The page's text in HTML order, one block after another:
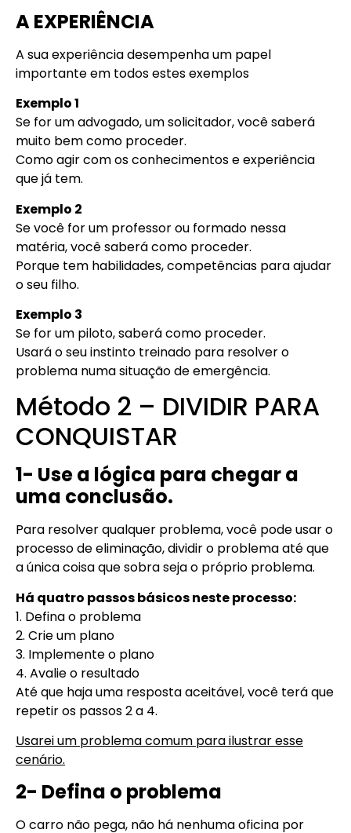
A EXPERIÊNCIA
A sua experiência desempenha um papel
importante em todos estes exemplos
Exemplo 1
Se for um advogado, um solicitador, você saberá
muito bem como proceder.
Como agir com os conhecimentos e experiência
que já tem.
Exemplo 2
Se você for um professor ou formado nessa
matéria, você saberá como proceder.
Porque tem habilidades, competências para ajudar
o seu filho.
Exemplo 3
Se for um piloto, saberá como proceder.
Usará o seu instinto treinado para resolver o
problema numa situação de emergência.
Método 2 – DIVIDIR PARA
CONQUISTAR
1- Use a lógica para chegar a
uma conclusão.
Para resolver qualquer problema, você pode usar o
processo de eliminação, dividir o problema até que
a única coisa que sobra seja o próprio problema.
Há quatro passos básicos neste processo:
1. Defina o problema
2. Crie um plano
3. Implemente o plano
4. Avalie o resultado
Até que haja uma resposta aceitável, você terá que
repetir os passos 2 a 4.
Usarei um problema comum para ilustrar esse
cenário.
2- Defina o problema
O carro não pega, não há nenhuma oficina por